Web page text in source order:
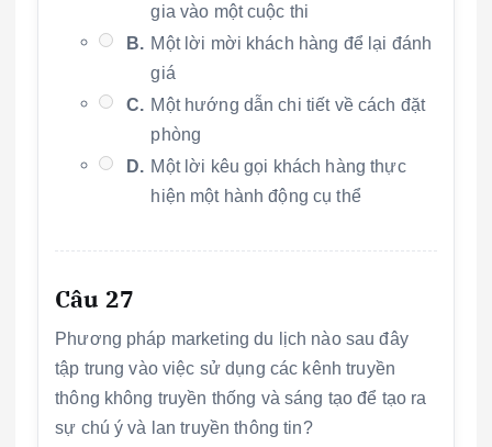
gia vào một cuộc thi
B. Một lời mời khách hàng để lại đánh
giá
C. Một hướng dẫn chi tiết về cách đặt
phòng
D. Một lời kêu gọi khách hàng thực
hiện một hành động cụ thể
Câu 27
Phương pháp marketing du lịch nào sau đây
tập trung vào việc sử dụng các kênh truyền
thông không truyền thống và sáng tạo để tạo ra
sự chú ý và lan truyền thông tin?